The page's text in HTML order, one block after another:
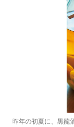
昨年の初夏に、黒龍